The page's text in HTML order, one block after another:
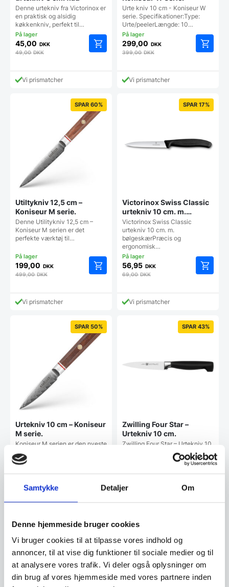
Samtykke Detaljer Om
Denne hjemmeside bruger cookies
Vi bruger cookies til at tilpasse vores indhold og
annoncer, til at vise dig funktioner til sociale medier og til
at analysere vores trafik. Vi deler også oplysninger om
din brug af vores hjemmeside med vores partnere inden
Denne urtekniv fra Victorinox er
en praktisk og alsidig
køkkenkniv, perfekt til…
45,00 DKK
49,00DKK
Vi prismatcher
Urte kniv 10 cm - Koniseur W
serie. Specifikationer:Type:
Urte/peelerLængde: 10…
299,00 DKK
399,00DKK
Vi prismatcher
SPAR 60%
Utiltykniv 12,5 cm –
Koniseur M serie.
Denne Utilitykniv 12,5 cm –
Koniseur M serien er det
perfekte værktøj til…
199,00 DKK
499,00DKK
Vi prismatcher
SPAR 17%
Victorinox Swiss Classic
urtekniv 10 cm. m.
bølgeskær
Victorinox Swiss Classic
urtekniv 10 cm. m.
bølgeskærPræcis og
ergonomisk…
56,95 DKK
69,00DKK
Vi prismatcher
SPAR 50%
Urtekniv 10 cm – Koniseur
M serie.
Koniseur M serien er den nyeste
videreudvikling på vores
originale knivserie…
399,00DKK
SPAR 43%
Zwilling Four Star –
Urtekniv 10 cm.
Zwilling Four Star – Urtekniv 10
cm.Præcis urtekniv i højkarbon
439,95
SPAR 47% SPAR 30%